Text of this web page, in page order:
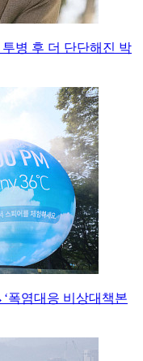
병 후 더 단단해진 박
폭염대응 비상대책본